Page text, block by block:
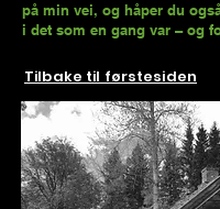
på min vei, og håper du
i det som en gang var – og
Tilbake til førstesiden